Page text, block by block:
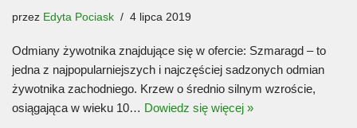
przez Edyta Pociask 4 lipca 2019
Odmiany żywotnika znajdujące się w ofercie: Szmaragd – to
jedna z najpopularniejszych i najczęściej sadzonych odmian
żywotnika zachodniego. Krzew o średnio silnym wzroście,
osiągająca w wieku 10… Dowiedz się więcej »